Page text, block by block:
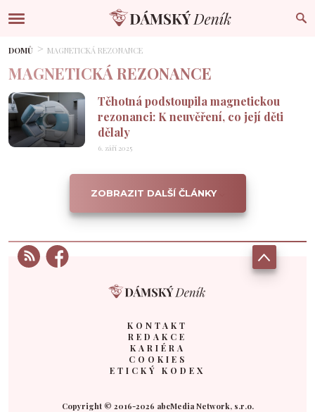
DOMŮ MAGNETICKÁ REZONANCE
MAGNETICKÁ REZONANCE
Těhotná podstoupila magnetickou
rezonanci: K neuvěření, co její děti
dělaly
6. září 2025
ZOBRAZIT DALŠÍ ČLÁNKY
KONTAKT
REDAKCE
KARIÉRA
COOKIES
ETICKÝ KODEX
Copyright © 2016-2026 abcMedia Network, s.r.o.